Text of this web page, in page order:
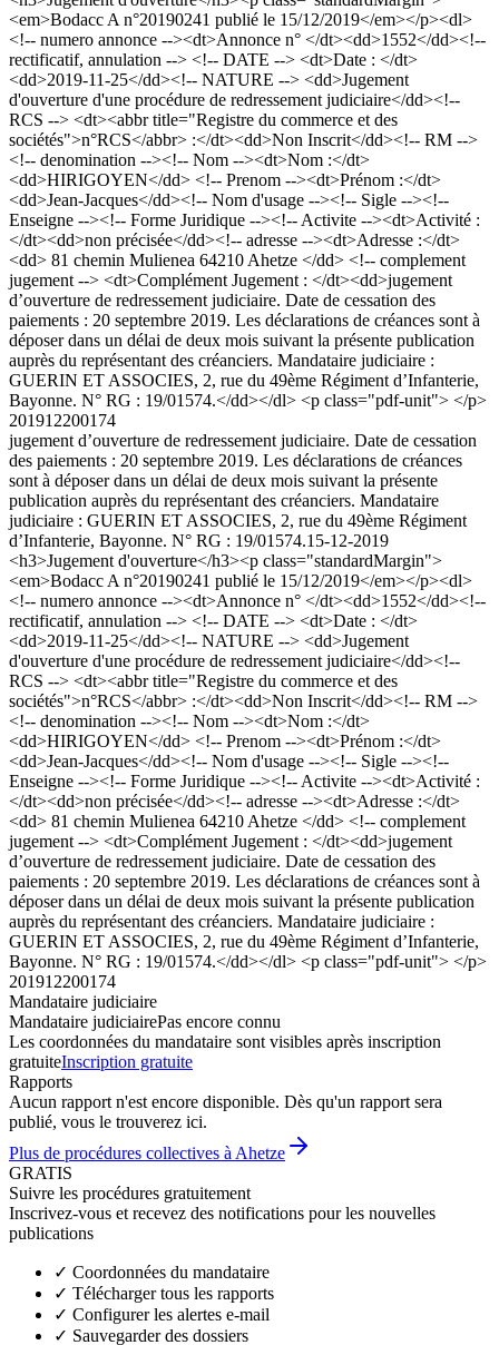
<em>Bodacc A n°20190241 publié le 15/12/2019</em></p><dl>
<!-- numero annonce --><dt>Annonce n° </dt><dd>1552</dd><!--
rectificatif, annulation --> <!-- DATE --> <dt>Date : </dt>
<dd>2019-11-25</dd><!-- NATURE --> <dd>Jugement
d'ouverture d'une procédure de redressement judiciaire</dd><!--
RCS --> <dt><abbr title="Registre du commerce et des
sociétés">n°RCS</abbr> :</dt><dd>Non Inscrit</dd><!-- RM -->
<!-- denomination --><!-- Nom --><dt>Nom :</dt>
<dd>HIRIGOYEN</dd> <!-- Prenom --><dt>Prénom :</dt>
<dd>Jean-Jacques</dd><!-- Nom d'usage --><!-- Sigle --><!--
Enseigne --><!-- Forme Juridique --><!-- Activite --><dt>Activité :
</dt><dd>non précisée</dd><!-- adresse --><dt>Adresse :</dt>
<dd> 81 chemin Mulienea 64210 Ahetze </dd> <!-- complement
jugement --> <dt>Complément Jugement : </dt><dd>jugement
d’ouverture de redressement judiciaire. Date de cessation des
paiements : 20 septembre 2019. Les déclarations de créances sont à
déposer dans un délai de deux mois suivant la présente publication
auprès du représentant des créanciers. Mandataire judiciaire :
GUERIN ET ASSOCIES, 2, rue du 49ème Régiment d’Infanterie,
Bayonne. N° RG : 19/01574.</dd></dl> <p class="pdf-unit"> </p>
201912200174
jugement d’ouverture de redressement judiciaire. Date de cessation
des paiements : 20 septembre 2019. Les déclarations de créances
sont à déposer dans un délai de deux mois suivant la présente
publication auprès du représentant des créanciers. Mandataire
judiciaire : GUERIN ET ASSOCIES, 2, rue du 49ème Régiment
d’Infanterie, Bayonne. N° RG : 19/01574.15-12-2019
<h3>Jugement d'ouverture</h3><p class="standardMargin">
<em>Bodacc A n°20190241 publié le 15/12/2019</em></p><dl>
<!-- numero annonce --><dt>Annonce n° </dt><dd>1552</dd><!--
rectificatif, annulation --> <!-- DATE --> <dt>Date : </dt>
<dd>2019-11-25</dd><!-- NATURE --> <dd>Jugement
d'ouverture d'une procédure de redressement judiciaire</dd><!--
RCS --> <dt><abbr title="Registre du commerce et des
sociétés">n°RCS</abbr> :</dt><dd>Non Inscrit</dd><!-- RM -->
<!-- denomination --><!-- Nom --><dt>Nom :</dt>
<dd>HIRIGOYEN</dd> <!-- Prenom --><dt>Prénom :</dt>
<dd>Jean-Jacques</dd><!-- Nom d'usage --><!-- Sigle --><!--
Enseigne --><!-- Forme Juridique --><!-- Activite --><dt>Activité :
</dt><dd>non précisée</dd><!-- adresse --><dt>Adresse :</dt>
<dd> 81 chemin Mulienea 64210 Ahetze </dd> <!-- complement
jugement --> <dt>Complément Jugement : </dt><dd>jugement
d’ouverture de redressement judiciaire. Date de cessation des
paiements : 20 septembre 2019. Les déclarations de créances sont à
déposer dans un délai de deux mois suivant la présente publication
auprès du représentant des créanciers. Mandataire judiciaire :
GUERIN ET ASSOCIES, 2, rue du 49ème Régiment d’Infanterie,
Bayonne. N° RG : 19/01574.</dd></dl> <p class="pdf-unit"> </p>
201912200174
Mandataire judiciaire
Mandataire judiciairePas encore connu
Les coordonnées du mandataire sont visibles après inscription
gratuiteInscription gratuite
Rapports
Aucun rapport n'est encore disponible. Dès qu'un rapport sera
publié, vous le trouverez ici.
Plus de procédures collectives à Ahetze
GRATIS
Suivre les procédures gratuitement
Inscrivez-vous et recevez des notifications pour les nouvelles
publications
✓ Coordonnées du mandataire
✓ Télécharger tous les rapports
✓ Configurer les alertes e-mail
✓ Sauvegarder des dossiers